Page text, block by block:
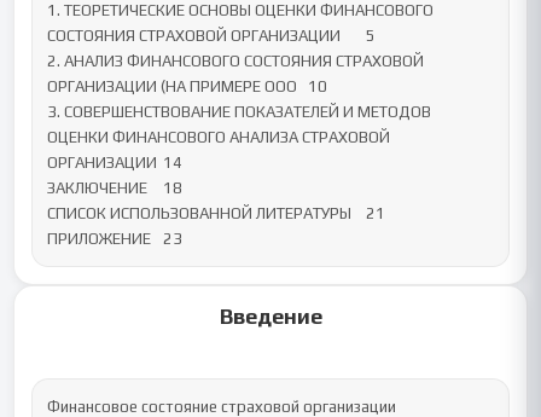
1. ТЕОРЕТИЧЕСКИЕ ОСНОВЫ ОЦЕНКИ ФИНАНСОВОГО
СОСТОЯНИЯ СТРАХОВОЙ ОРГАНИЗАЦИИ	5
2. АНАЛИЗ ФИНАНСОВОГО СОСТОЯНИЯ СТРАХОВОЙ
ОРГАНИЗАЦИИ (НА ПРИМЕРЕ ООО	10
3. СОВЕРШЕНСТВОВАНИЕ ПОКАЗАТЕЛЕЙ И МЕТОДОВ
ОЦЕНКИ ФИНАНСОВОГО АНАЛИЗА СТРАХОВОЙ
ОРГАНИЗАЦИИ	14
ЗАКЛЮЧЕНИЕ	18
СПИСОК ИСПОЛЬЗОВАННОЙ ЛИТЕРАТУРЫ	21
ПРИЛОЖЕНИЕ	23
Введение
Финансовое состояние страховой организации